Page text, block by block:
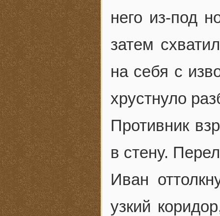
него из-под
затем
на себя с
хрустнуло
Противник
в стену.
Иван
узкий